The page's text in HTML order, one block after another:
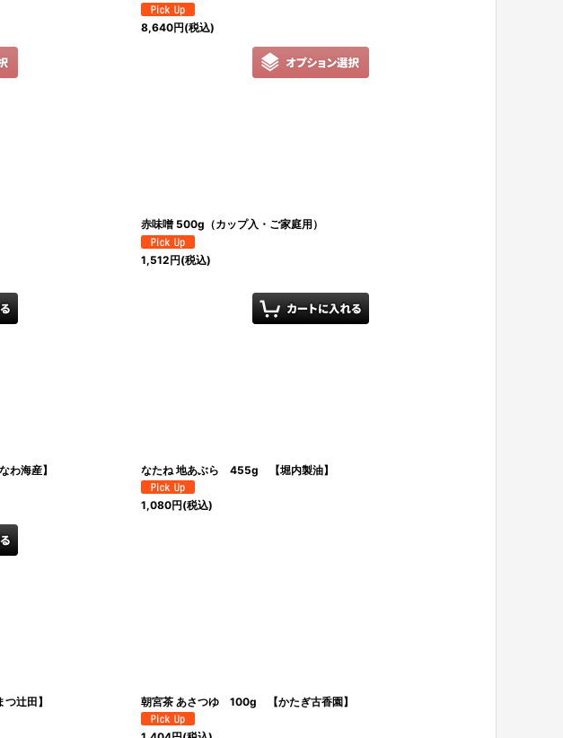
8,640円(税込)
赤味噌 500g（カップ入・ご家庭用）
1,512円(税込)
海産】 なたね 地あぶら 455g 【堀内製油】
1,080円(税込)
辻田】 朝宮茶 あさつゆ 100g 【かたぎ古香園】